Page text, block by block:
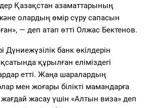
Қазақстан азаматтарының
олардың өмір сүру сапасын
— деп атап өтті Олжас Бектенов.
банк өкілдерін
құрылған еліміздегі
етті. Жаңа шаралардың
мен жоғары білікті мамандарға
жасау үшін «Алтын виза» деп